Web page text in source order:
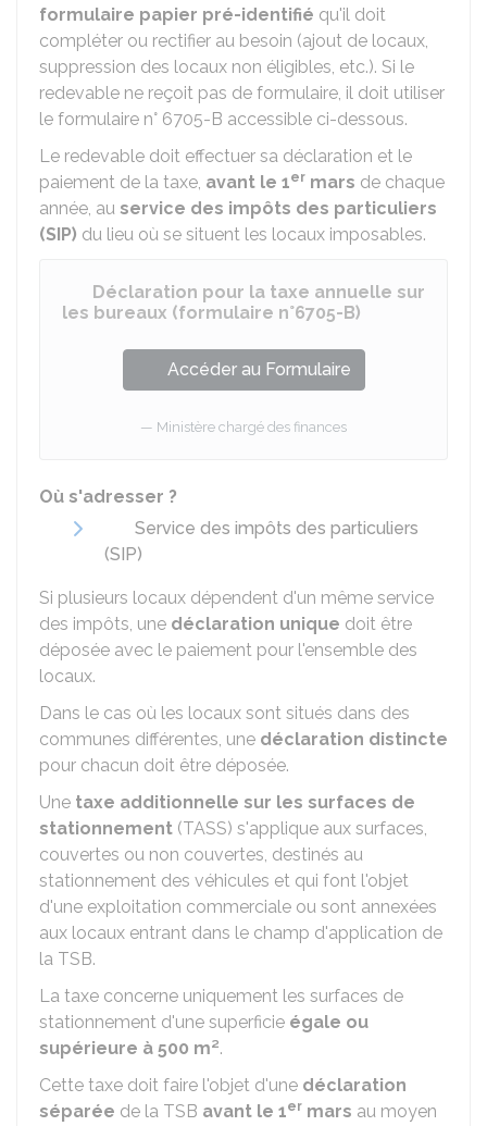
formulaire papier pré-identifié qu'il doit
compléter ou rectifier au besoin (ajout de locaux,
suppression des locaux non éligibles, etc.). Si le
redevable ne reçoit pas de formulaire, il doit utiliser
le formulaire n° 6705-B accessible ci-dessous.
Le redevable doit effectuer sa déclaration et le
paiement de la taxe, avant le 1er mars de chaque
année, au service des impôts des particuliers
(SIP) du lieu où se situent les locaux imposables.
Déclaration pour la taxe annuelle sur
les bureaux (formulaire n°6705-B)
Accéder au Formulaire
Ministère chargé des finances
Où s'adresser ?
Service des impôts des particuliers
(SIP)
Si plusieurs locaux dépendent d'un même service
des impôts, une déclaration unique doit être
déposée avec le paiement pour l'ensemble des
locaux.
Dans le cas où les locaux sont situés dans des
communes différentes, une déclaration distincte
pour chacun doit être déposée.
Une taxe additionnelle sur les surfaces de
stationnement (TASS) s'applique aux surfaces,
couvertes ou non couvertes, destinés au
stationnement des véhicules et qui font l'objet
d'une exploitation commerciale ou sont annexées
aux locaux entrant dans le champ d'application de
la TSB.
La taxe concerne uniquement les surfaces de
stationnement d'une superficie égale ou
supérieure à 500 m².
Cette taxe doit faire l'objet d'une déclaration
séparée de la TSB avant le 1er mars au moyen